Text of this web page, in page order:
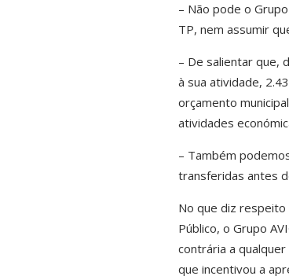
– Não pode o
TP, nem assumir
– De salientar que,
à sua atividade,
orçamento municipal
atividades
– Também
transferidas antes
No que diz
Público, o Grupo
contrária a
que incentivou a